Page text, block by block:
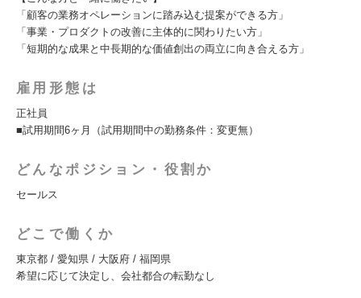
「顧客の業務オペレーションに踏み込む提案ができる方」
「事業・プロダクトの改善に主体的に関わりたい方」
「短期的な成果と中長期的な価値創出の両立に向き合える方」
雇用形態は
正社員
■試用期間6ヶ月（試用期間中の勤務条件：変更無）
どんなポジション・役割か
セールス
どこで働くか
東京都 / 愛知県 / 大阪府 / 福岡県
希望に応じて決定し、会社都合の転勤なし